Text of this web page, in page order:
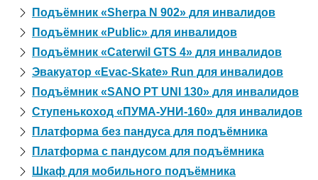
Подъёмник «Sherpa N 902» для инвалидов
Подъёмник «Public» для инвалидов
Подъёмник «Caterwil GTS 4» для инвалидов
Эвакуатор «Evac-Skate» Run для инвалидов
Подъёмник «SANO PT UNI 130» для инвалидов
Ступенькоход «ПУМА-УНИ-160» для инвалидов
Платформа без пандуса для подъёмника
Платформа с пандусом для подъёмника
Шкаф для мобильного подъёмника